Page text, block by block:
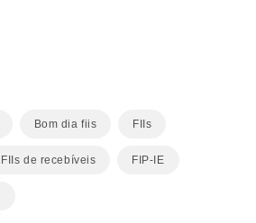
Bom dia fiis FIIs
FIIs de recebíveis FIP-IE